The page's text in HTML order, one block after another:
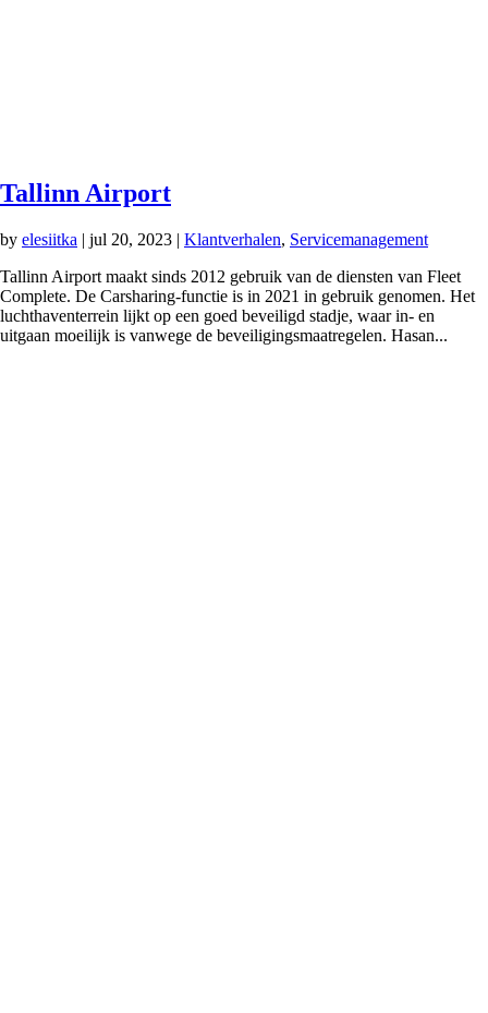
Tallinn Airport
by elesiitka | jul 20, 2023 | Klantverhalen, Servicemanagement
Tallinn Airport maakt sinds 2012 gebruik van de diensten van Fleet
Complete. De Carsharing-functie is in 2021 in gebruik genomen. Het
luchthaventerrein lijkt op een goed beveiligd stadje, waar in- en
uitgaan moeilijk is vanwege de beveiligingsmaatregelen. Hasan...